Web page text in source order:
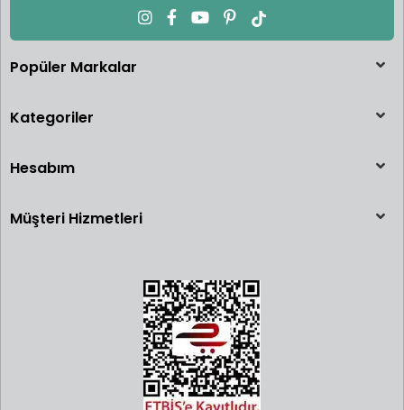
Popüler Markalar
Kategoriler
Hesabım
Müşteri Hizmetleri